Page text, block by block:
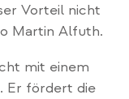
Vorteil nicht
Martin Alfuth.
mit einem
Er fördert die